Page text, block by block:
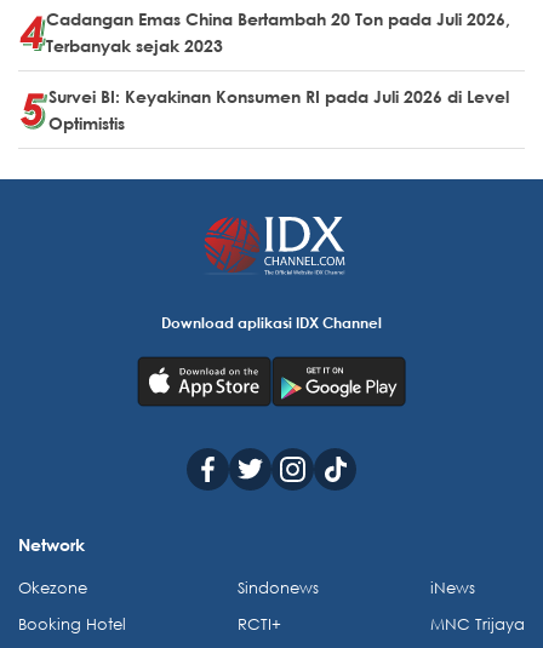
Cadangan Emas China Bertambah 20 Ton pada Juli 2026,
Terbanyak sejak 2023
Survei BI: Keyakinan Konsumen RI pada Juli 2026 di Level
Optimistis
Download aplikasi IDX Channel
Network
Okezone
Booking Hotel
Sindonews
RCTI+
iNews
MNC Trijaya